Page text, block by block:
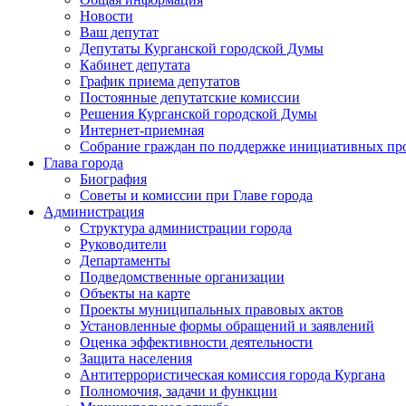
Новости
Ваш депутат
Депутаты Курганской городской Думы
Кабинет депутата
График приема депутатов
Постоянные депутатские комиссии
Решения Курганской городской Думы
Интернет-приемная
Собрание граждан по поддержке инициативных
Глава города
Биография
Советы и комиссии при Главе города
Администрация
Структура администрации города
Руководители
Департаменты
Подведомственные организации
Объекты на карте
Проекты муниципальных правовых актов
Установленные формы обращений и заявлений
Оценка эффективности деятельности
Защита населения
Антитеррористическая комиссия города Кургана
Полномочия, задачи и функции